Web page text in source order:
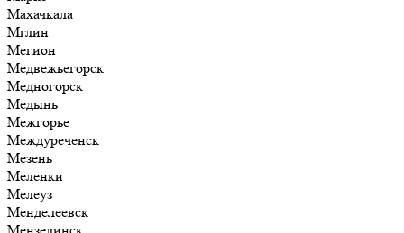
Махачкала
Мглин
Мегион
Медвежьегорск
Медногорск
Медынь
Межгорье
Междуреченск
Мезень
Меленки
Мелеуз
Менделеевск